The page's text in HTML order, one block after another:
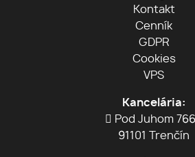
Kontakt
Cenník
GDPR
Cookies
VPS
Kancelária:
Pod Juhom
91101 Trenčín